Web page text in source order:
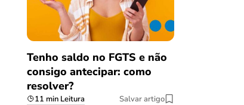
Tenho saldo no FGTS e não
consigo antecipar: como
resolver?
11 min Leitura Salvar artigo